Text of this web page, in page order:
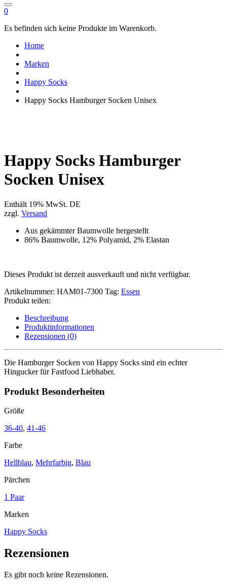
0
Es befinden sich keine Produkte im Warenkorb.
Home
Marken
Happy Socks
Happy Socks Hamburger Socken Unisex
Happy Socks Hamburger
Socken Unisex
Enthält 19% MwSt. DE
zzgl. Versand
Aus gekämmter Baumwolle hergestellt
86% Baumwolle, 12% Polyamid, 2% Elastan
Dieses Produkt ist derzeit ausverkauft und nicht verfügbar.
Artikelnummer: HAM01-7300 Tag: Essen
Produkt teilen:
Beschreibung
Produktinformationen
Rezensionen (0)
Die Hamburger Socken von Happy Socks sind ein echter
Hingucker für Fastfood Liebhaber.
Produkt Besonderheiten
Größe
36-40, 41-46
Farbe
Hellblau, Mehrfarbig, Blau
Pärchen
1 Paar
Marken
Happy Socks
Rezensionen
Es gibt noch keine Rezensionen.